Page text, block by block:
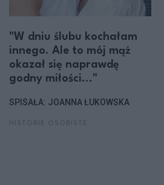
"W dniu ślubu kochałam
innego. Ale to mój mąż
okazał się naprawdę
godny miłości..."
SPISAŁA: JOANNA ŁUKOWSKA